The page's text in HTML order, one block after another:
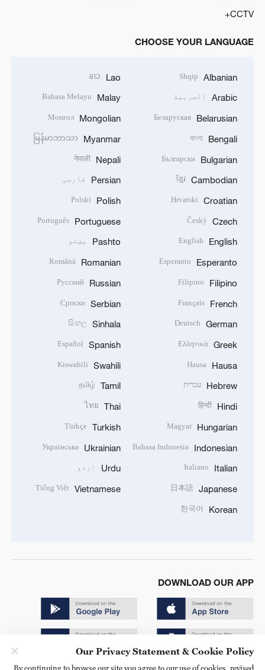
CCTV+
CHOOSE YOUR LANGUAGE
Albanian
Shqip
Arabic العربية
Belarusian
Беларуская
Bengali
বাংলা
Bulgarian
Български
Cambodian
ខ្មែរ
Croatian
Hrvatski
Czech
Český
English
English
Esperanto
Esperanto
Filipino
Filipino
French
Français
German
Deutsch
Greek
Ελληνικά
Hausa
Hausa
Hebrew עברית
Hindi
हिन्दी
Hungarian
Magyar
Indonesian
Bahasa Indonesia
Italian
Italiano
Japanese
日本語
Korean
한국어
Lao
ລາວ
Malay
Bahasa Melayu
Mongolian
Монгол
Myanmar
မြန်မာဘာသာ
Nepali
नेपाली
Persian فارسی
Polish
Polski
Portuguese
Português
Pashto پښتو
Romanian
Română
Russian
Русский
Serbian
Српски
Sinhala
සිංහල
Spanish
Español
Swahili
Kiswahili
Tamil
தமிழ்
Thai
ไทย
Turkish
Türkçe
Ukrainian
Українська
Urdu اردو
Vietnamese
Tiếng Việt
DOWNLOAD OUR APP
Our Privacy Statement & Cookie Policy
By continuing to browse our site you agree to our use of cookies, revised